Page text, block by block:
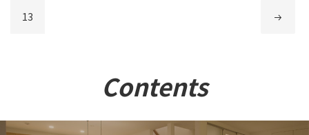
ページ
13 次のペ
Contents